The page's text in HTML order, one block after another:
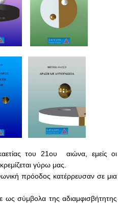
του 21ου αιώνα, εμείς οι
γύρω μας.
πρόοδος κατέρρευσαν σε μια
σύμβολα της αδιαμφισβήτητης